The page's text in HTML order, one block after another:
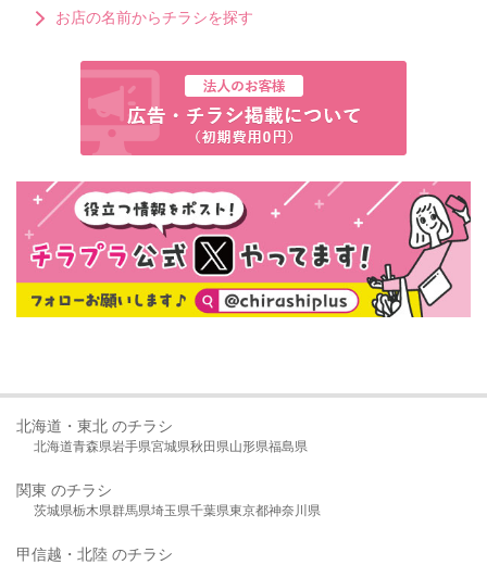
お店の名前からチラシを探す
北海道・東北 のチラシ
北海道青森県岩手県宮城県秋田県山形県福島県
関東 のチラシ
茨城県栃木県群馬県埼玉県千葉県東京都神奈川県
甲信越・北陸 のチラシ